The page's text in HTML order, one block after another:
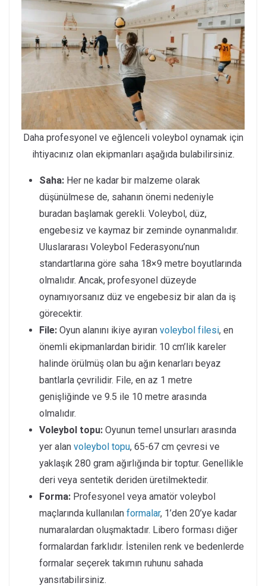
Daha profesyonel ve eğlenceli voleybol oynamak için
ihtiyacınız olan ekipmanları aşağıda bulabilirsiniz.
Saha: Her ne kadar bir malzeme olarak
düşünülmese de, sahanın önemi nedeniyle
buradan başlamak gerekli. Voleybol, düz,
engebesiz ve kaymaz bir zeminde oynanmalıdır.
Uluslararası Voleybol Federasyonu’nun
standartlarına göre saha 18×9 metre boyutlarında
olmalıdır. Ancak, profesyonel düzeyde
oynamıyorsanız düz ve engebesiz bir alan da iş
görecektir.
File: Oyun alanını ikiye ayıran voleybol filesi, en
önemli ekipmanlardan biridir. 10 cm’lik kareler
halinde örülmüş olan bu ağın kenarları beyaz
bantlarla çevrilidir. File, en az 1 metre
genişliğinde ve 9.5 ile 10 metre arasında
olmalıdır.
Voleybol topu: Oyunun temel unsurları arasında
yer alan voleybol topu, 65-67 cm çevresi ve
yaklaşık 280 gram ağırlığında bir toptur. Genellikle
deri veya sentetik deriden üretilmektedir.
Forma: Profesyonel veya amatör voleybol
maçlarında kullanılan formalar, 1’den 20’ye kadar
numaralardan oluşmaktadır. Libero forması diğer
formalardan farklıdır. İstenilen renk ve bedenlerde
formalar seçerek takımın ruhunu sahada
yansıtabilirsiniz.